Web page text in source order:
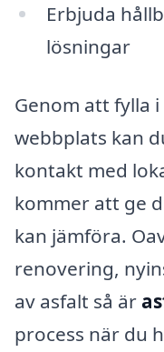
Erbjuda
lösningar
Genom att fylla
webbplats kan
kontakt med
kommer att ge
kan jämföra.
renovering,
av asfalt så är
process när du